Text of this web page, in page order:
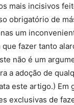
mais incisivos
obrigatório de
um
fazer tanto
não é um
a adoção de
este artigo.) Em
exclusivas de